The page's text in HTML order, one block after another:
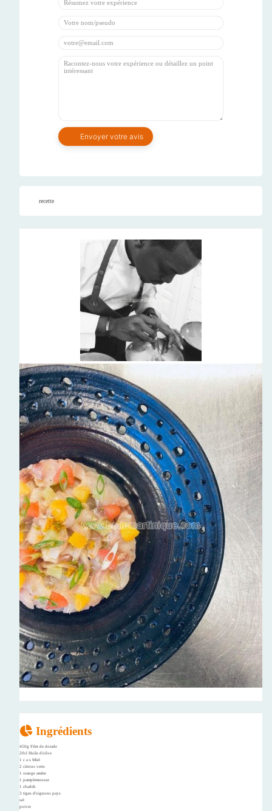
recette
Ingrédients
450g Filet de dorade
20cl Huile d'olive
1 c a s Miel
2 citrons verts
1 orange amère
1 pamplemousse
1 chadek
3 tiges d'oignons pays
sel
poivre